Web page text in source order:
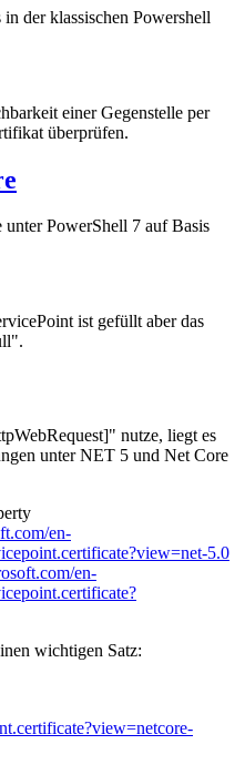
der klassischen Powershell
einer Gegenstelle per
überprüfen.
unter PowerShell 7 auf Basis
ist gefüllt aber das
nutze, liegt es
unter NET 5 und Net Core
en-
5.0
en-
wichtigen Satz: